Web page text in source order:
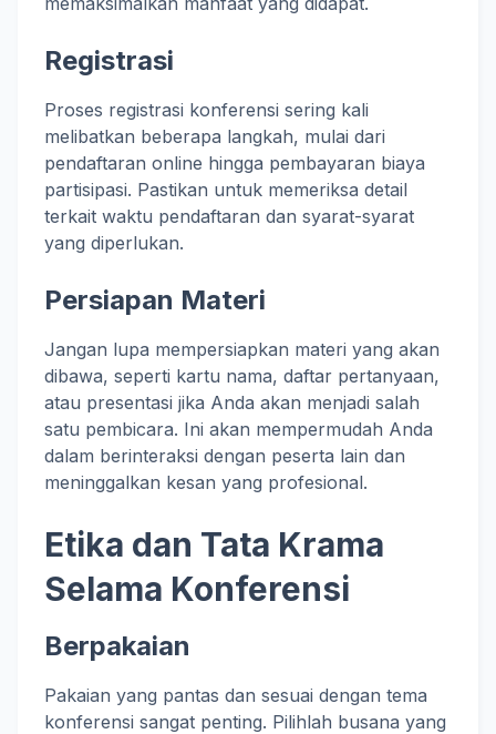
Registrasi
Proses registrasi konferensi sering kali
melibatkan beberapa langkah, mulai dari
pendaftaran online hingga pembayaran biaya
partisipasi. Pastikan untuk memeriksa detail
terkait waktu pendaftaran dan syarat-syarat
yang diperlukan.
Persiapan Materi
Jangan lupa mempersiapkan materi yang akan
dibawa, seperti kartu nama, daftar pertanyaan,
atau presentasi jika Anda akan menjadi salah
satu pembicara. Ini akan mempermudah Anda
dalam berinteraksi dengan peserta lain dan
meninggalkan kesan yang profesional.
Etika dan Tata Krama
Selama Konferensi
Berpakaian
Pakaian yang pantas dan sesuai dengan tema
konferensi sangat penting. Pilihlah busana yang